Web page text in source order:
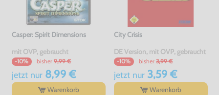
Casper: Spirit Dimensions
mit OVP, gebraucht
-10% bisher 9,99 €
jetzt nur8,99 €
Warenkorb
City Crisis
DE Version, mit OVP, gebraucht
-10% bisher 3,99 €
jetzt nur3,59 €
Warenkorb